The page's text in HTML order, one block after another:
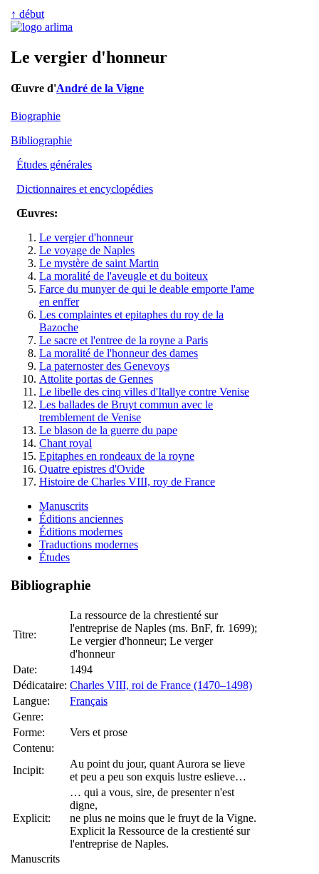
↑ début
Le vergier d'honneur
Œuvre d'André de la Vigne
Biographie
Bibliographie
Études générales
Dictionnaires et encyclopédies
Œuvres:
Le vergier d'honneur
Le voyage de Naples
Le mystère de saint Martin
La moralité de l'aveugle et du boiteux
Farce du munyer de qui le deable emporte l'ame
en enffer
Les complaintes et epitaphes du roy de la
Bazoche
Le sacre et l'entree de la royne a Paris
La moralité de l'honneur des dames
La paternoster des Genevoys
Attolite portas de Gennes
Le libelle des cinq villes d'Itallye contre Venise
Les ballades de Bruyt commun avec le
tremblement de Venise
Le blason de la guerre du pape
Chant royal
Epitaphes en rondeaux de la royne
Quatre epistres d'Ovide
Histoire de Charles VIII, roy de France
Manuscrits
Éditions anciennes
Éditions modernes
Traductions modernes
Études
Bibliographie
Titre:
La ressource de la chrestienté sur
l'entreprise de Naples (ms. BnF, fr. 1699);
Le vergier d'honneur; Le verger
d'honneur
Date:
1494
Dédicataire: Charles VIII, roi de France (1470–1498)
Langue:
Français
Genre:
Forme:
Vers et prose
Contenu:
Incipit:
Au point du jour, quant Aurora se lieve
et peu a peu son exquis lustre eslieve…
Explicit:
… qui a vous, sire, de presenter n'est
digne,
ne plus ne moins que le fruyt de la Vigne.
Explicit la Ressource de la crestienté sur
l'entreprise de Naples.
Manuscrits